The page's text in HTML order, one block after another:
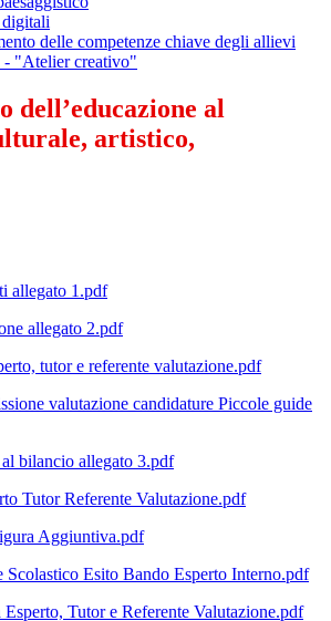
delle competenze chiave degli allievi
"Atelier creativo"
dell’educazione al
artistico,
allegato 1.pdf
allegato 2.pdf
tutor e referente valutazione.pdf
valutazione candidature Piccole guide
bilancio allegato 3.pdf
Tutor Referente Valutazione.pdf
Aggiuntiva.pdf
Esito Bando Esperto Interno.pdf
Tutor e Referente Valutazione.pdf